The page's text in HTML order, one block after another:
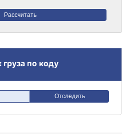
Рассчитать
груза по коду
Отследить